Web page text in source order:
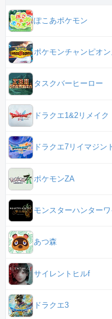
ぽこあポケモン
ポケモンチャンピオ
タスクバーヒーロー
ドラクエ1&2リメイク
ドラクエ7リイマジン
ポケモンZA
モンスターハンター
あつ森
サイレントヒルf
ドラクエ3